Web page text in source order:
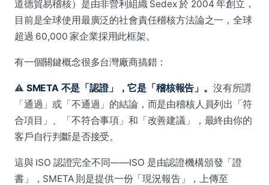
道德貿易稽核）是由非營利組織 Sedex 於 2004 年創立，
目前是全球使用最廣泛的社會責任稽核方法論之一，全球
超過 60,000 家企業採用此框架。
有一個關鍵概念很多台灣廠商搞錯：
⚠️ SMETA 不是「認證」，它是「稽核報告」。 沒有所謂
「通過」或「不通過」的結論，而是由稽核人員列出「符
合項目」、「不符合事項」和「改善建議」，最終由你的
客戶自行判斷是否接受。
這與 ISO 認證完全不同——ISO 是由認證機構頒發「證
書」，SMETA 則是提供一份「現況報告」，上傳至